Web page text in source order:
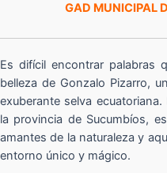
GAD MUNICIPAL
Es difícil encontrar palabras
belleza de Gonzalo Pizarro,
exuberante selva
la provincia de Sucumbíos,
amantes de la naturaleza y
entorno único y mágico.